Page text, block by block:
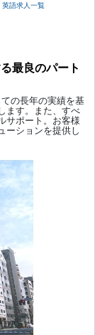
英語求人一覧
最良のパート
の長年の実績を基
ます。また、すべ
サポート。お客様
ーションを提供し